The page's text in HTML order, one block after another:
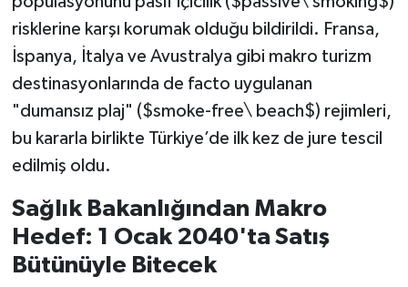
risklerine karşı korumak olduğu bildirildi. Fransa,
İspanya, İtalya ve Avustralya gibi makro turizm
destinasyonlarında de facto uygulanan
"dumansız plaj" ($smoke-free\ beach$) rejimleri,
bu kararla birlikte Türkiye’de ilk kez de jure tescil
edilmiş oldu.
Sağlık Bakanlığından Makro
Hedef: 1 Ocak 2040'ta Satış
Bütünüyle Bitecek